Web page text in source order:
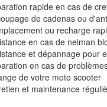
rapide en cas de
de cadenas ou
ou recharge
en cas de neiman
et dépannage pour
en cas de
de votre moto scooter
et maintenance